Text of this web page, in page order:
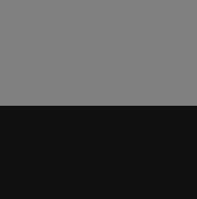
SFG Yhtiöitä